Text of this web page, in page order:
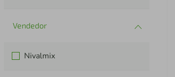
Nivalmix